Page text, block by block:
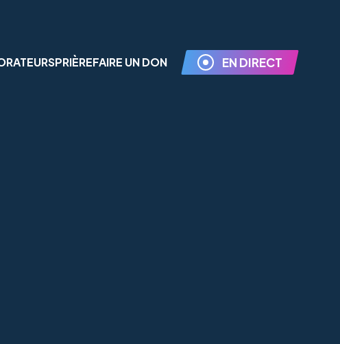
PRIÈREFAIRE UN DON EN DIRECT